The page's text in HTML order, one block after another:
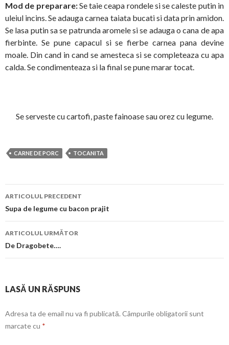
Mod de preparare:Se taie ceapa rondele si se caleste putin in
uleiul incins. Se adauga carnea taiata bucati si data prin amidon.
Se lasa putin sa se patrunda aromele si se adauga o cana de apa
fierbinte. Se pune capacul si se fierbe carnea pana devine
moale. Din cand in cand se amesteca si se completeaza cu apa
calda. Se condimenteaza si la final se pune marar tocat.
Se serveste cu cartofi, paste fainoase sau orez cu legume.
CARNE DE PORC TOCANITA
Navigare
în
articol
ARTICOLUL PRECEDENT
Supa de legume cu bacon prajit
ARTICOLUL URMĂTOR
De Dragobete….
LASĂ UN RĂSPUNS
Adresa ta de email nu va fi publicată. Câmpurile obligatorii sunt
marcate cu *